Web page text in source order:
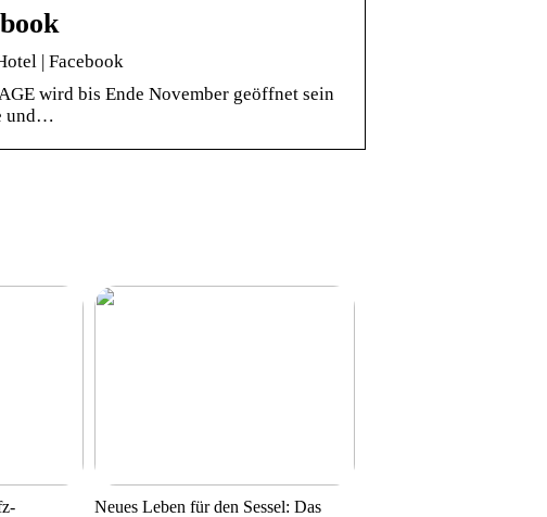
| Facebook
wird bis Ende November geöffnet sein
und…
Neues Leben für den Sessel: Das